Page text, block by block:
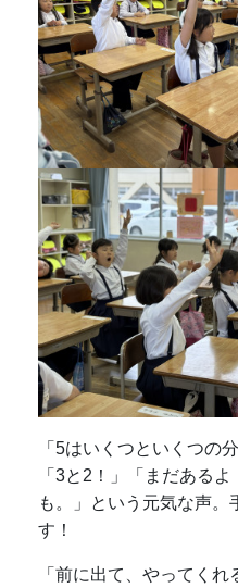
「5はいくつといくつの
「3と2！」「まだある
も。」という元気な声。
す！
「前に出て、やってく